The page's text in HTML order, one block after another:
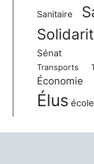
Sanitaire
Sénat
Transports
Économie
Élus école